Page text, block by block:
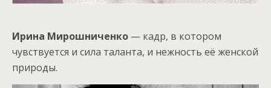
Ирина Мирошниченко — кадр, в котором
чувствуется и сила таланта, и нежность её женской
природы.